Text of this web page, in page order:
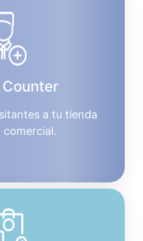
Counter
a tu tienda